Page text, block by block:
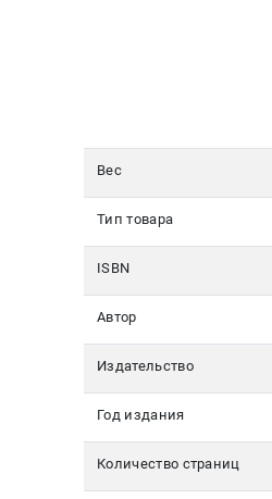
Вес
Тип товара
ISBN
Автор
Издательство
Год издания
Количество страниц